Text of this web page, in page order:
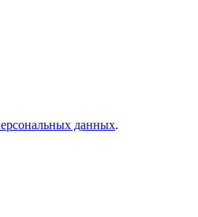
данных.